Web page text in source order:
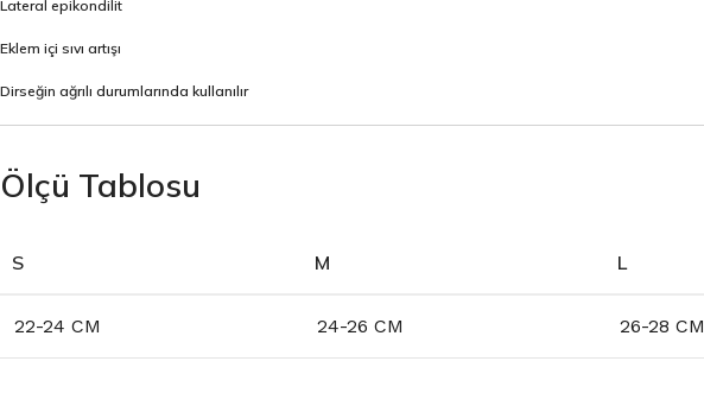
Lateral epikondilit
Eklem içi sıvı artışı
Dirseğin ağrılı durumlarında kullanılır
Ölçü Tablosu
S M L
22-24 CM 24-26 CM 26-28 CM